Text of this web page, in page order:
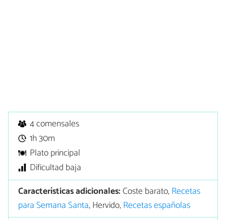
4 comensales
1h 30m
Plato principal
Dificultad baja
Características adicionales:Coste barato,Recetas
para Semana Santa, Hervido,Recetas españolas